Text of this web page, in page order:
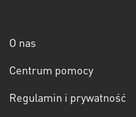
O nas
Centrum pomocy
Regulamin i prywatność